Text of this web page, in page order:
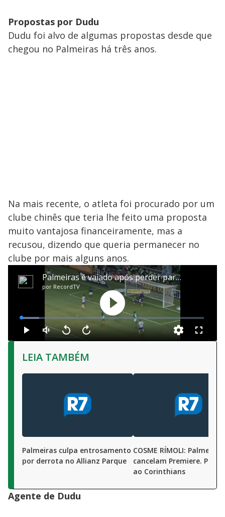
Propostas por Dudu
Dudu foi alvo de algumas propostas desde que
chegou no Palmeiras há três anos.
Na mais recente, o atleta foi procurado por um
clube chinês que teria lhe feito uma proposta
muito vantajosa financeiramente, mas a
recusou, dizendo que queria permanecer no
clube por mais alguns anos.
LEIA TAMBÉM
Palmeiras culpa entrosamento
por derrota no Allianz Parque
COSME RÍMOLI:
cancelam Premiere. Por
ao Corinthians
Agente de Dudu